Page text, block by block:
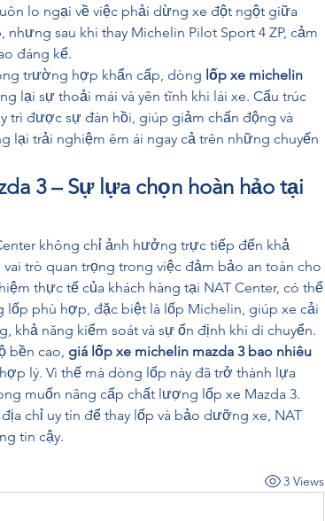
lo ngại về việc phải dừng xe đột ngột giữa
sau khi thay Michelin Pilot Sport 4 ZP, cảm
đáng kể.
trường hợp khẩn cấp, dòng lốp xe michelin
lại sự thoải mái và yên tĩnh khi lái xe. Cấu trúc
trì được sự đàn hồi, giúp giảm chấn động và
lại trải nghiệm êm ái ngay cả trên những chuyến
3 – Sự lựa chọn hoàn hảo tại
không chỉ ảnh hưởng trực tiếp đến khả
trò quan trọng trong việc đảm bảo an toàn cho
thực tế của khách hàng tại NAT Center, có thể
lốp phù hợp, đặc biệt là lốp Michelin, giúp xe cải
khả năng kiểm soát và sự ổn định khi di chuyển.
bền cao, giá lốp xe michelin mazda 3 bao nhiêu
lý. Vì thế mà dòng lốp này đã trở thành lựa
muốn nâng cấp chất lượng lốp xe Mazda 3.
chỉ uy tín để thay lốp và bảo dưỡng xe, NAT
tin cậy.
3 Views